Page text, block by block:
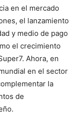
en el mercado
el lanzamiento
y medio de pago
el crecimiento
Ahora, en
en el sector
la
de